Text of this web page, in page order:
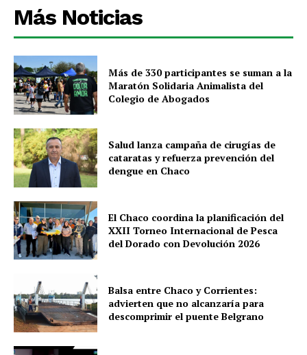
Más Noticias
Más de 330 participantes se suman a la
Maratón Solidaria Animalista del
Colegio de Abogados
Salud lanza campaña de cirugías de
cataratas y refuerza prevención del
dengue en Chaco
El Chaco coordina la planificación del
XXII Torneo Internacional de Pesca
del Dorado con Devolución 2026
Balsa entre Chaco y Corrientes:
advierten que no alcanzaría para
descomprimir el puente Belgrano